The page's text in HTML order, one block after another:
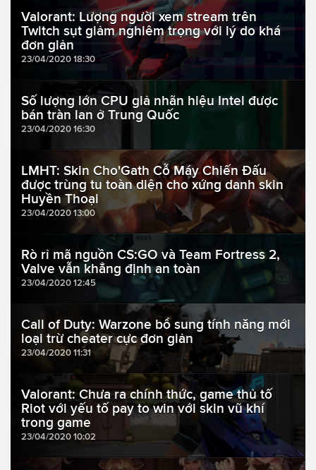
Valorant: Lượng người xem stream trên
Twitch sụt giảm nghiêm trọng với lý do khá
đơn giản
23/04/2020 18:30
Số lượng lớn CPU giả nhãn hiệu Intel được
bán tràn lan ở Trung Quốc
23/04/2020 16:30
LMHT: Skin Cho'Gath Cỗ Máy Chiến Đấu
được trùng tu toàn diện cho xứng danh skin
Huyền Thoại
23/04/2020 13:00
Rò rỉ mã nguồn CS:GO và Team Fortress 2,
Valve vẫn khẳng định an toàn
23/04/2020 12:45
Call of Duty: Warzone bổ sung tính năng mới
loại trừ cheater cực đơn giản
23/04/2020 11:31
Valorant: Chưa ra chính thức, game thủ tố
Riot với yếu tố pay to win với skin vũ khí
trong game
23/04/2020 10:02